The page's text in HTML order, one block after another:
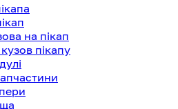
на пікап
пікапу